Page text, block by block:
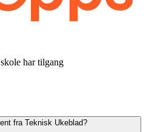
har tilgang
fra Teknisk Ukeblad?